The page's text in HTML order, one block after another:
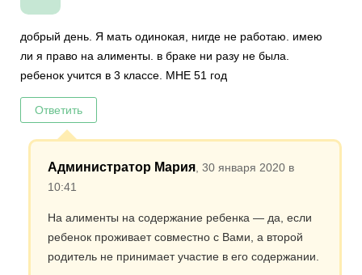
добрый день. Я мать одинокая, нигде не работаю. имею
ли я право на алименты. в браке ни разу не была.
ребенок учится в 3 классе. МНЕ 51 год
Ответить
Администратор Мария, 30 января 2020 в
10:41
На алименты на содержание ребенка — да, если
ребенок проживает совместно с Вами, а второй
родитель не принимает участие в его содержании.